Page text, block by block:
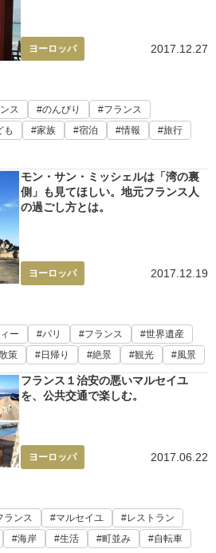
ヨーロッパ 2017.12.27
ス のんびり
フランス
も 家族 宿泊 情報
旅行
モン・サン・ミッシェルは「湾の裏
側」も見てほしい。地元フランス人
の過ごし方とは。
ヨーロッパ 2017.12.19
ー パリ フランス
世界遺産
策 日帰り 絶景 観光 風景
フランス１治安の悪いマルセイユ
を、公共交通で楽しむ。
ヨーロッパ 2017.06.22
ランス マルセイユ
レストラン
海岸 生活 町並み
自転車